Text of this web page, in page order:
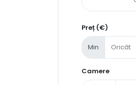
Preț (€)
Min
Camere